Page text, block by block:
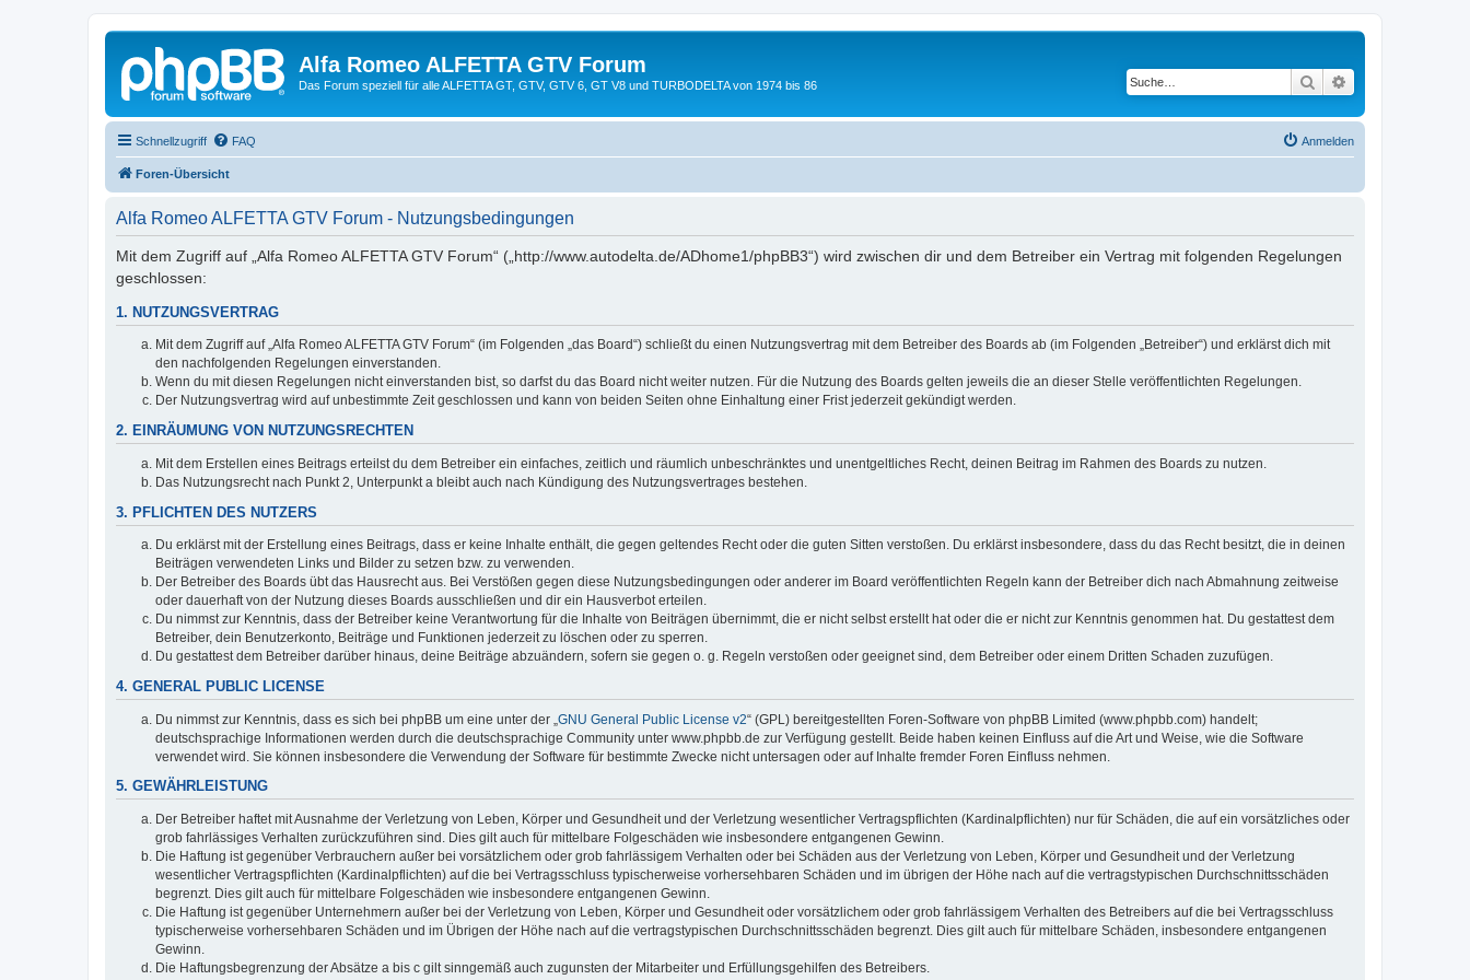
Alfa Romeo ALFETTA GTV Forum
Das Forum speziell für alle ALFETTA GT, GTV, GTV 6, GT V8 und TURBODELTA von 1974 bis 86 Suche
Schnellzugriff FAQ Anmelden
Foren-Übersicht
Alfa Romeo ALFETTA GTV Forum - Nutzungsbedingungen
Mit dem Zugriff auf „Alfa Romeo ALFETTA GTV Forum“ („http://www.autodelta.de/ADhome1/phpBB3“) wird zwischen dir und dem Betreiber ein Vertrag mit folgenden Regelungen
geschlossen:
1. NUTZUNGSVERTRAG
Mit dem Zugriff auf „Alfa Romeo ALFETTA GTV Forum“ (im Folgenden „das Board“) schließt du einen Nutzungsvertrag mit dem Betreiber des Boards ab (im Folgenden „Betreiber“) und erklärst dich mit
den nachfolgenden Regelungen einverstanden.
Wenn du mit diesen Regelungen nicht einverstanden bist, so darfst du das Board nicht weiter nutzen. Für die Nutzung des Boards gelten jeweils die an dieser Stelle veröffentlichten Regelungen.
Der Nutzungsvertrag wird auf unbestimmte Zeit geschlossen und kann von beiden Seiten ohne Einhaltung einer Frist jederzeit gekündigt werden.
2. EINRÄUMUNG VON NUTZUNGSRECHTEN
Mit dem Erstellen eines Beitrags erteilst du dem Betreiber ein einfaches, zeitlich und räumlich unbeschränktes und unentgeltliches Recht, deinen Beitrag im Rahmen des Boards zu nutzen.
Das Nutzungsrecht nach Punkt 2, Unterpunkt a bleibt auch nach Kündigung des Nutzungsvertrages bestehen.
3. PFLICHTEN DES NUTZERS
Du erklärst mit der Erstellung eines Beitrags, dass er keine Inhalte enthält, die gegen geltendes Recht oder die guten Sitten verstoßen. Du erklärst insbesondere, dass du das Recht besitzt, die in deinen
Beiträgen verwendeten Links und Bilder zu setzen bzw. zu verwenden.
Der Betreiber des Boards übt das Hausrecht aus. Bei Verstößen gegen diese Nutzungsbedingungen oder anderer im Board veröffentlichten Regeln kann der Betreiber dich nach Abmahnung zeitweise
oder dauerhaft von der Nutzung dieses Boards ausschließen und dir ein Hausverbot erteilen.
Du nimmst zur Kenntnis, dass der Betreiber keine Verantwortung für die Inhalte von Beiträgen übernimmt, die er nicht selbst erstellt hat oder die er nicht zur Kenntnis genommen hat. Du gestattest dem
Betreiber, dein Benutzerkonto, Beiträge und Funktionen jederzeit zu löschen oder zu sperren.
Du gestattest dem Betreiber darüber hinaus, deine Beiträge abzuändern, sofern sie gegen o. g. Regeln verstoßen oder geeignet sind, dem Betreiber oder einem Dritten Schaden zuzufügen.
4. GENERAL PUBLIC LICENSE
Du nimmst zur Kenntnis, dass es sich bei phpBB um eine unter der „ GNU General Public License v2“ (GPL) bereitgestellten Foren-Software von phpBB Limited (www.phpbb.com) handelt;
deutschsprachige Informationen werden durch die deutschsprachige Community unter www.phpbb.de zur Verfügung gestellt. Beide haben keinen Einfluss auf die Art und Weise, wie die Software
verwendet wird. Sie können insbesondere die Verwendung der Software für bestimmte Zwecke nicht untersagen oder auf Inhalte fremder Foren Einfluss nehmen.
5. GEWÄHRLEISTUNG
Der Betreiber haftet mit Ausnahme der Verletzung von Leben, Körper und Gesundheit und der Verletzung wesentlicher Vertragspflichten (Kardinalpflichten) nur für Schäden, die auf ein vorsätzliches oder
grob fahrlässiges Verhalten zurückzuführen sind. Dies gilt auch für mittelbare Folgeschäden wie insbesondere entgangenen Gewinn.
Die Haftung ist gegenüber Verbrauchern außer bei vorsätzlichem oder grob fahrlässigem Verhalten oder bei Schäden aus der Verletzung von Leben, Körper und Gesundheit und der Verletzung
wesentlicher Vertragspflichten (Kardinalpflichten) auf die bei Vertragsschluss typischerweise vorhersehbaren Schäden und im übrigen der Höhe nach auf die vertragstypischen Durchschnittsschäden
begrenzt. Dies gilt auch für mittelbare Folgeschäden wie insbesondere entgangenen Gewinn.
Die Haftung ist gegenüber Unternehmern außer bei der Verletzung von Leben, Körper und Gesundheit oder vorsätzlichem oder grob fahrlässigem Verhalten des Betreibers auf die bei Vertragsschluss
typischerweise vorhersehbaren Schäden und im Übrigen der Höhe nach auf die vertragstypischen Durchschnittsschäden begrenzt. Dies gilt auch für mittelbare Schäden, insbesondere entgangenen
Gewinn.
Die Haftungsbegrenzung der Absätze a bis c gilt sinngemäß auch zugunsten der Mitarbeiter und Erfüllungsgehilfen des Betreibers.